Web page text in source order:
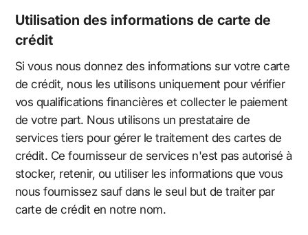
Utilisation des informations de carte de
crédit
Si vous nous donnez des informations sur votre carte
de crédit, nous les utilisons uniquement pour vérifier
vos qualifications financières et collecter le paiement
de votre part. Nous utilisons un prestataire de
services tiers pour gérer le traitement des cartes de
crédit. Ce fournisseur de services n'est pas autorisé à
stocker, retenir, ou utiliser les informations que vous
nous fournissez sauf dans le seul but de traiter par
carte de crédit en notre nom.